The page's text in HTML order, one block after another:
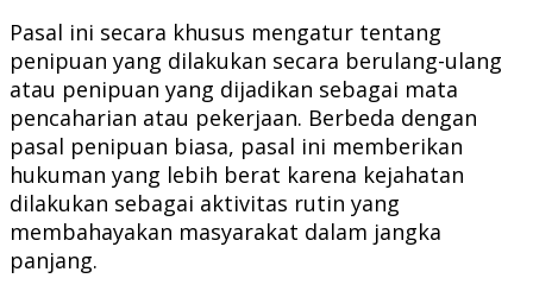
Pasal ini secara khusus mengatur tentang
penipuan yang dilakukan secara berulang-ulang
atau penipuan yang dijadikan sebagai mata
pencaharian atau pekerjaan. Berbeda dengan
pasal penipuan biasa, pasal ini memberikan
hukuman yang lebih berat karena kejahatan
dilakukan sebagai aktivitas rutin yang
membahayakan masyarakat dalam jangka
panjang.